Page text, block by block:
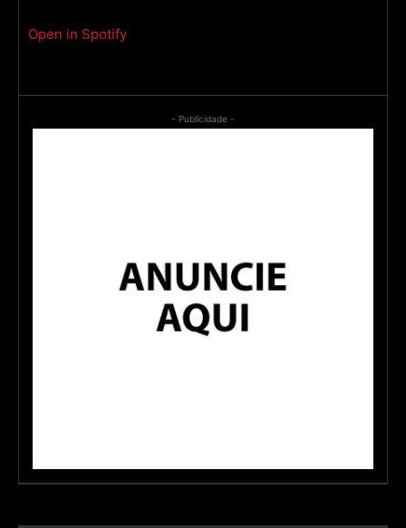
Open in Spotify
- Publicidade -